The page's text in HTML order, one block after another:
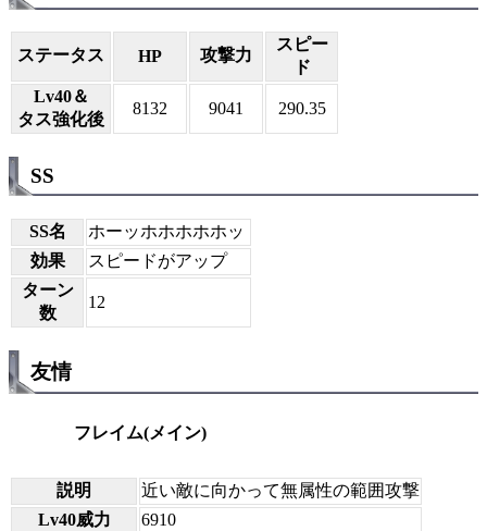
ステータス HP 攻撃力
スピー
ド
Lv40＆
タス強化後
8132 9041 290.35
SS
SS名
ホーッホホホホホッ
効果
スピードがアップ
ターン
数
12
友情
フレイム(メイン)
説明
近い敵に向かって無属性の範囲攻撃
Lv40威力
6910